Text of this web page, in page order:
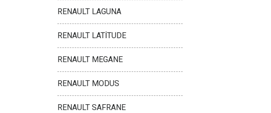
RENAULT LAGUNA
RENAULT LATİTUDE
RENAULT MEGANE
RENAULT MODUS
RENAULT SAFRANE